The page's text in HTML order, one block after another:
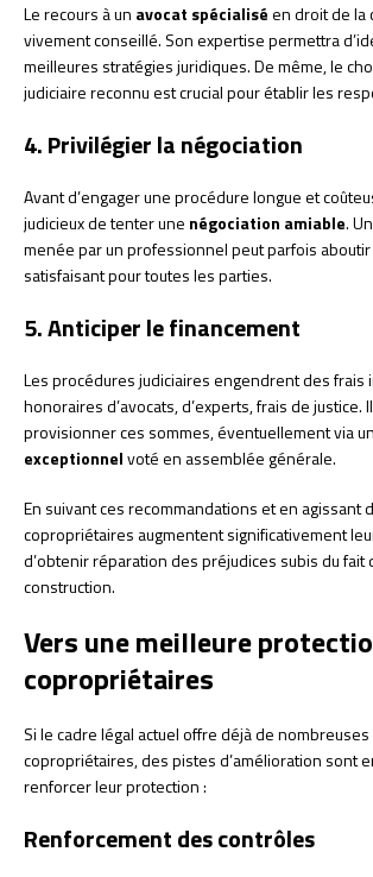
Le recours à un avocat spécialiséen droit de la
vivement conseillé. Son expertise permettra
meilleures stratégies juridiques. De même, le
judiciaire reconnu est crucial pour établir les
4. Privilégier la négociation
Avant d’engager une procédure longue et
judicieux de tenter une négociation amiable.
menée par un professionnel peut parfois aboutir
satisfaisant pour toutes les parties.
5. Anticiper le financement
Les procédures judiciaires engendrent des frais
honoraires d’avocats, d’experts, frais de justice.
provisionner ces sommes, éventuellement via un
exceptionnelvoté en assemblée générale.
En suivant ces recommandations et en agissant
copropriétaires augmentent significativement
d’obtenir réparation des préjudices subis du fait
construction.
Vers une meilleure
copropriétaires
Si le cadre légal actuel offre déjà de
copropriétaires, des pistes d’amélioration sont
renforcer leur protection :
Renforcement des contrôles